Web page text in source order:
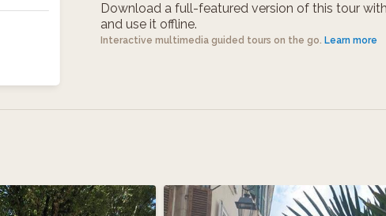
Download a full-featured version of this tour
and use it offline.
Interactive multimedia guided tours on the go. Learn more